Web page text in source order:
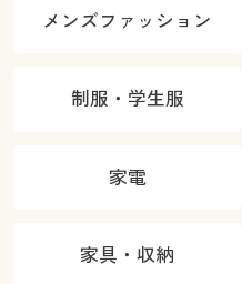
メンズファッション
制服・学生服
家電
家具・収納